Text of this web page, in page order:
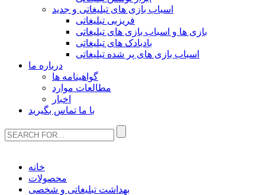
اسباب بازی های تبلیغاتی و جدید
فریزبی تبلیغاتی
بازی ها و اسباب بازی های تبلیغاتی
بادبادک های تبلیغاتی
اسباب بازی های پر شده تبلیغاتی
درباره ما
گواهینامه ها
مطالعات موارد
اخبار
با ما تماس بگیرید
خانه
محصولات
بهداشت تبلیغاتی و شخصی